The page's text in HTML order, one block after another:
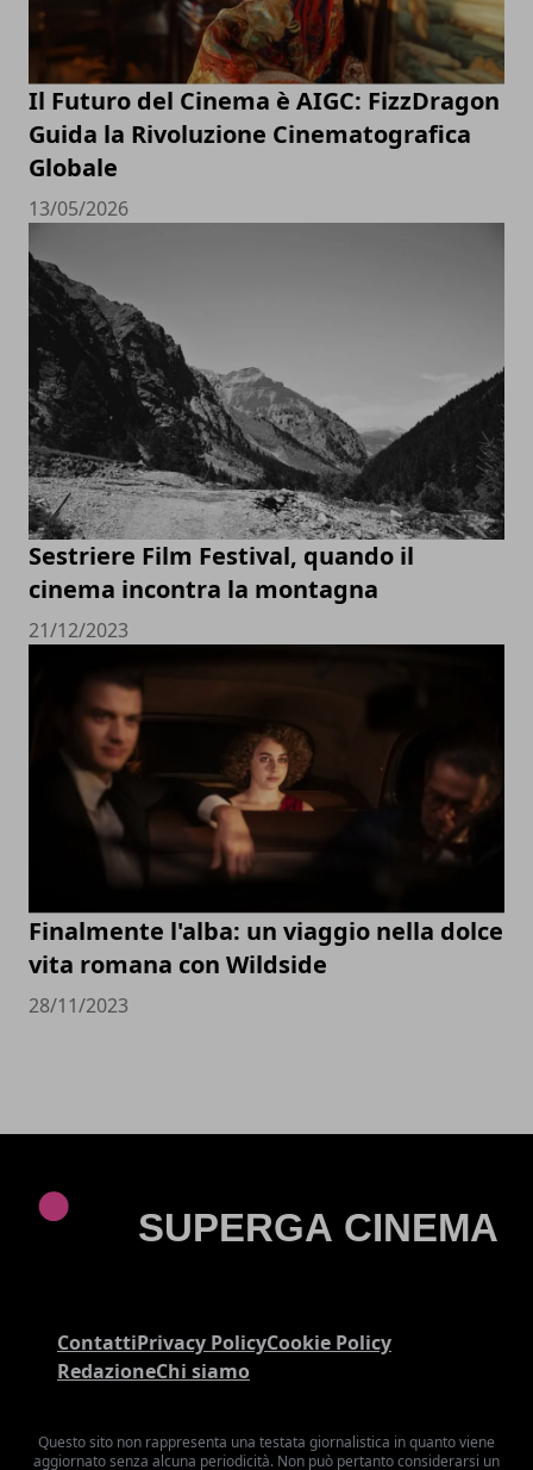
Il Futuro del Cinema è AIGC: FizzDragon
Guida la Rivoluzione Cinematografica
Globale
13/05/2026
Sestriere Film Festival, quando il
cinema incontra la montagna
21/12/2023
Finalmente l'alba: un viaggio nella dolce
vita romana con Wildside
28/11/2023
ContattiPrivacy PolicyCookie Policy
RedazioneChi siamo
Questo sito non rappresenta una testata giornalistica in quanto viene
aggiornato senza alcuna periodicità. Non può pertanto considerarsi un